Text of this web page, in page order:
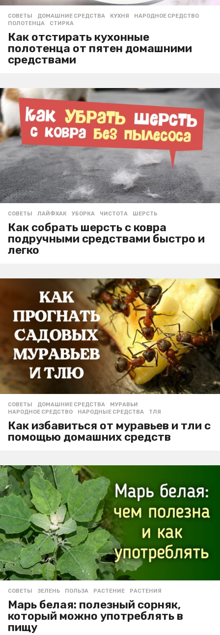
СОВЕТЫ ДОМАШНИЕ СРЕДСТВА ,КУХНЯ ,НАРОДНОЕ СРЕДСТВО
ПОЛОТЕНЦА
,СТИРКА
Как отстирать кухонные
полотенца от пятен домашними
средствами
СОВЕТЫ ЛАЙФХАК ,УБОРКА ,ЧИСТОТА ,ШЕРСТЬ
Как собрать шерсть с ковра
подручными средствами быстро и
легко
СОВЕТЫ ДОМАШНИЕ СРЕДСТВА ,МУРАВЬИ
НАРОДНОЕ СРЕДСТВО
,НАРОДНЫЕ СРЕДСТВА ,ТЛЯ
Как избавиться от муравьев и тли с
помощью домашних средств
СОВЕТЫ ЗЕЛЕНЬ ,ПОЛЬЗА ,РАСТЕНИЕ ,РАСТЕНИЯ
Марь белая: полезный сорняк,
который можно употреблять в
пищу